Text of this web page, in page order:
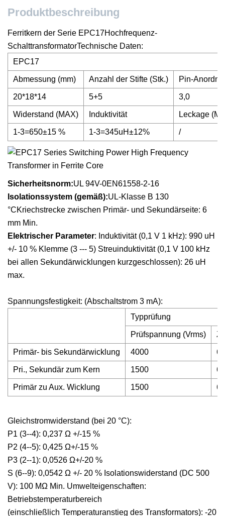
Produktbeschreibung
Ferritkern der Serie EPC17Hochfrequenz-
SchalttransformatorTechnische Daten:
EPC17
Abmessung (mm) Anzahl der Stifte (Stk.) Pin-
20*18*14 5+5 3,0
Widerstand (MAX) Induktivität Leckage
1-3=650±15 % 1-3=345uH±12% /
Sicherheitsnorm:UL 94V-0EN61558-2-16
Isolationssystem (gemäß):UL-Klasse B 130
°CKriechstrecke zwischen Primär- und Sekundärseite: 6
mm Min.
Elektrischer Parameter: Induktivität (0,1 V 1 kHz): 990 uH
+/- 10 % Klemme (3 --- 5) Streuinduktivität (0,1 V 100 kHz
bei allen Sekundärwicklungen kurzgeschlossen): 26 uH
max.
Spannungsfestigkeit: (Abschaltstrom 3 mA):
Typprüfung
Prüfspannung (Vrms)
Primär- bis Sekundärwicklung 4000 60
Pri., Sekundär zum Kern 1500 60
Primär zu Aux. Wicklung 1500 60
Gleichstromwiderstand (bei 20 °C):
P1 (3--4): 0,237 Ω +/-15 %
P2 (4--5): 0,425 Ω+/-15 %
P3 (2--1): 0,0526 Ω+/-20 %
S (6--9): 0,0542 Ω +/- 20 % Isolationswiderstand (DC 500
V): 100 MΩ Min. Umwelteigenschaften:
Betriebstemperaturbereich
(einschließlich Temperaturanstieg des Transformators): -20